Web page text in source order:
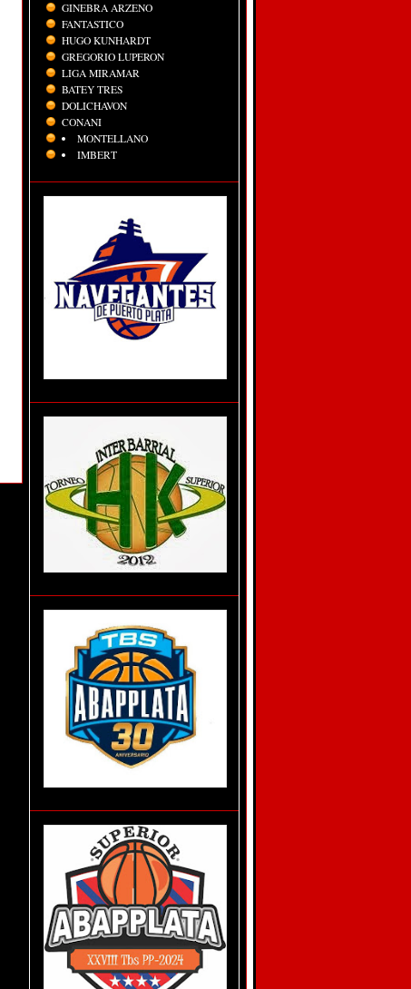
GINEBRA ARZENO
FANTASTICO
HUGO KUNHARDT
GREGORIO LUPERON
LIGA MIRAMAR
BATEY TRES
DOLICHAVON
CONANI
MONTELLANO
IMBERT